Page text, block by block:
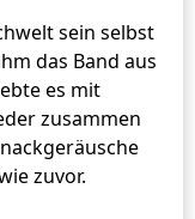
sein selbst
das Band aus
es mit
zusammen
zuvor.